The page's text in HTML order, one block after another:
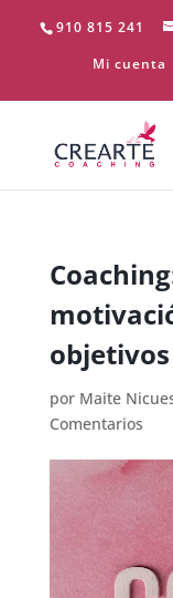
910 815 241
Mi cuenta
objetivos
por Maite
Comentarios